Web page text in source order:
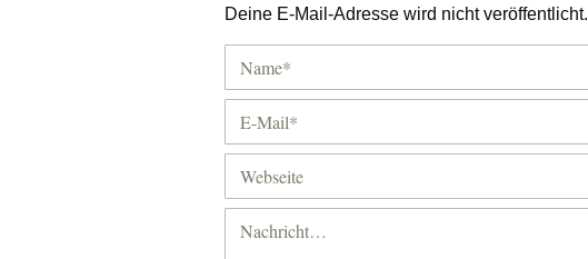
Deine E-Mail-Adresse wird nicht veröffentlicht.